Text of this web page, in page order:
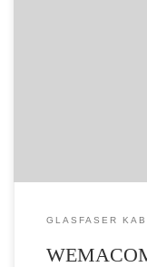
GLASFASER